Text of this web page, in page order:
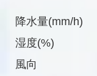
降水量(mm/h)
湿度(%)
風向